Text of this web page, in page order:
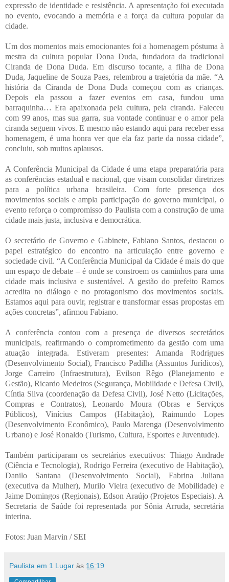
expressão de identidade e resistência. A apresentação foi executada
no evento, evocando a memória e a força da cultura popular da
cidade.
Um dos momentos mais emocionantes foi a homenagem póstuma à
mestra da cultura popular Dona Duda, fundadora da tradicional
Ciranda de Dona Duda. Em discurso tocante, a filha de Dona
Duda, Jaqueline de Souza Paes, relembrou a trajetória da mãe. “A
história da Ciranda de Dona Duda começou com as crianças.
Depois ela passou a fazer eventos em casa, fundou uma
barraquinha… Era apaixonada pela cultura, pela ciranda. Faleceu
com 99 anos, mas sua garra, sua vontade continuar e o amor pela
ciranda seguem vivos. E mesmo não estando aqui para receber essa
homenagem, é uma honra ver que ela faz parte da nossa cidade”,
concluiu, sob muitos aplausos.
A Conferência Municipal da Cidade é uma etapa preparatória para
as conferências estadual e nacional, que visam consolidar diretrizes
para a política urbana brasileira. Com forte presença dos
movimentos sociais e ampla participação do governo municipal, o
evento reforça o compromisso do Paulista com a construção de uma
cidade mais justa, inclusiva e democrática.
O secretário de Governo e Gabinete, Fabiano Santos, destacou o
papel estratégico do encontro na articulação entre governo e
sociedade civil. “A Conferência Municipal da Cidade é mais do que
um espaço de debate – é onde se constroem os caminhos para uma
cidade mais inclusiva e sustentável. A gestão do prefeito Ramos
acredita no diálogo e no protagonismo dos movimentos sociais.
Estamos aqui para ouvir, registrar e transformar essas propostas em
ações concretas”, afirmou Fabiano.
A conferência contou com a presença de diversos secretários
municipais, reafirmando o comprometimento da gestão com uma
atuação integrada. Estiveram presentes: Amanda Rodrigues
(Desenvolvimento Social), Francisco Padilha (Assuntos Jurídicos),
Jorge Carreiro (Infraestrutura), Evilson Rêgo (Planejamento e
Gestão), Ricardo Medeiros (Segurança, Mobilidade e Defesa Civil),
Cíntia Silva (coordenação da Defesa Civil), José Netto (Licitações,
Compras e Contratos), Leonardo Moura (Obras e Serviços
Públicos), Vinícius Campos (Habitação), Raimundo Lopes
(Desenvolvimento Econômico), Paulo Marenga (Desenvolvimento
Urbano) e José Ronaldo (Turismo, Cultura, Esportes e Juventude).
Também participaram os secretários executivos: Thiago Andrade
(Ciência e Tecnologia), Rodrigo Ferreira (executivo de Habitação),
Danilo Santana (Desenvolvimento Social), Fabrina Juliana
(executiva da Mulher), Murilo Vieira (executivo de Mobilidade) e
Jaime Domingos (Regionais), Edson Araújo (Projetos Especiais). A
Secretaria de Saúde foi representada por Sônia Arruda, secretária
interina.
Fotos: Juan Marvin / SEI
Paulista em 1 Lugar às 16:19